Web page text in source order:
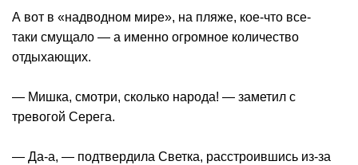
А вот в «надводном мире», на пляже, кое-что все-
таки смущало — а именно огромное количество
отдыхающих.
— Мишка, смотри, сколько народа! — заметил с
тревогой Серега.
— Да-а, — подтвердила Светка, расстроившись из-за